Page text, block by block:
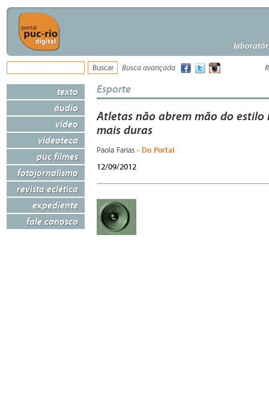
Busca avançada
texto
áudio
vídeo
videoteca
puc filmes
fotojornalismo
revista eclética
expediente
fale conosco
Esporte
Atletas não abrem mão do estilo
mais duras
Paola Farias - Do Portal
12/09/2012